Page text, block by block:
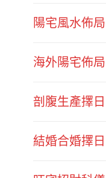
陽宅風水佈局
海外陽宅佈局
剖腹生產擇日
結婚合婚擇日